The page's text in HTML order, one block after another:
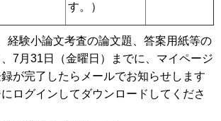
す。）
経験小論文考査の論文題、答案用紙等の
7月31日（金曜日）までに、マイページ
が完了したらメールでお知らせします
ログインしてダウンロードしてくださ